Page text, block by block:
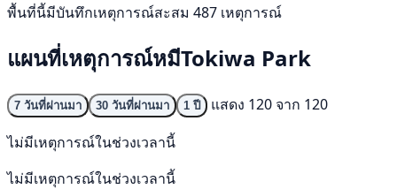
พื้นที่นี้มีบันทึกเหตุการณ์สะสม 487 เหตุการณ์
แผนที่เหตุการณ์หมีTokiwa Park
7 วันที่ผ่านมา 30 วันที่ผ่านมา 1 ปี
แสดง 120 จาก 120
ไม่มีเหตุการณ์ในช่วงเวลานี้
ไม่มีเหตุการณ์ในช่วงเวลานี้